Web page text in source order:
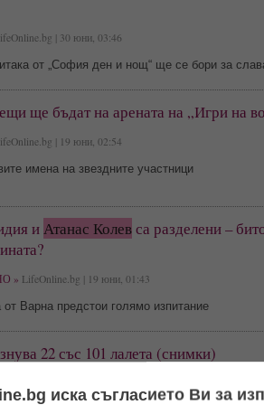
| 30 юни, 03:46
от „София ден и нощ“ ще се бори за
ще бъдат на арената на „Игри на
| 19 юни, 02:54
имена на звездните участници
иАтанас Колевса разделени –
» LifeOnline.bg | 19 юни, 01:43
Варна предстои голямо изпитание
22 със 101 лалета (снимки)
иска съгласието Ви за